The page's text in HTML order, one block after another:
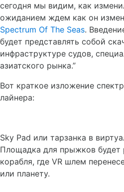
сегодня мы видим, как
ожиданием ждем как он
Spectrum Of The Seas.
будет представлять собой
инфраструктуре судов,
азиатского рынка.”
Вот краткое изложение
лайнера:
Sky Pad или тарзанка в
Площадка для прыжков будет
корабля, где VR шлем
или планету.